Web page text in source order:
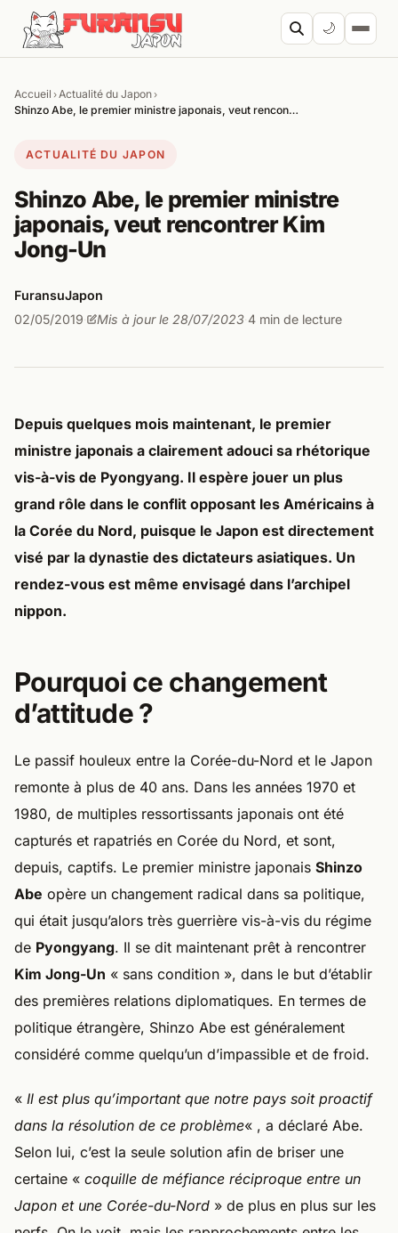
Aller au contenu
🌙
Accueil ›Actualité du Japon›
Shinzo Abe, le premier ministre japonais, veut rencon…
ACTUALITÉ DU JAPON
Shinzo Abe, le premier ministre
japonais, veut rencontrer Kim
Jong-Un
FuransuJapon
02/05/2019· Mis à jour le 28/07/2023·4 min de lecture
Depuis quelques mois maintenant, le premier
ministre japonais a clairement adouci sa rhétorique
vis-à-vis de Pyongyang. Il espère jouer un plus
grand rôle dans le conflit opposant les Américains à
la Corée du Nord, puisque le Japon est directement
visé par la dynastie des dictateurs asiatiques. Un
rendez-vous est même envisagé dans l’archipel
nippon.
Pourquoi ce changement
d’attitude ?
Le passif houleux entre la Corée-du-Nord et le Japon
remonte à plus de 40 ans. Dans les années 1970 et
1980, de multiples ressortissants japonais ont été
capturés et rapatriés en Corée du Nord, et sont,
depuis, captifs. Le premier ministre japonais Shinzo
Abe opère un changement radical dans sa politique,
qui était jusqu’alors très guerrière vis-à-vis du régime
de Pyongyang. Il se dit maintenant prêt à rencontrer
Kim Jong-Un « sans condition », dans le but d’établir
des premières relations diplomatiques. En termes de
politique étrangère, Shinzo Abe est généralement
considéré comme quelqu’un d’impassible et de froid.
« Il est plus qu’important que notre pays soit proactif
dans la résolution de ce problème« , a déclaré Abe.
Selon lui, c’est la seule solution afin de briser une
certaine « coquille de méfiance réciproque entre un
Japon et une Corée-du-Nord » de plus en plus sur les